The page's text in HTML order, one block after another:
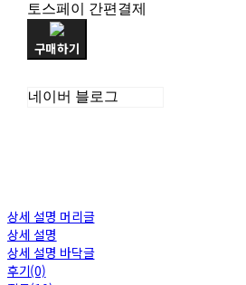
토스페이 간편결제
구매하기
네이버 블로그
상세 설명 머리글
상세 설명
상세 설명 바닥글
후기(0)